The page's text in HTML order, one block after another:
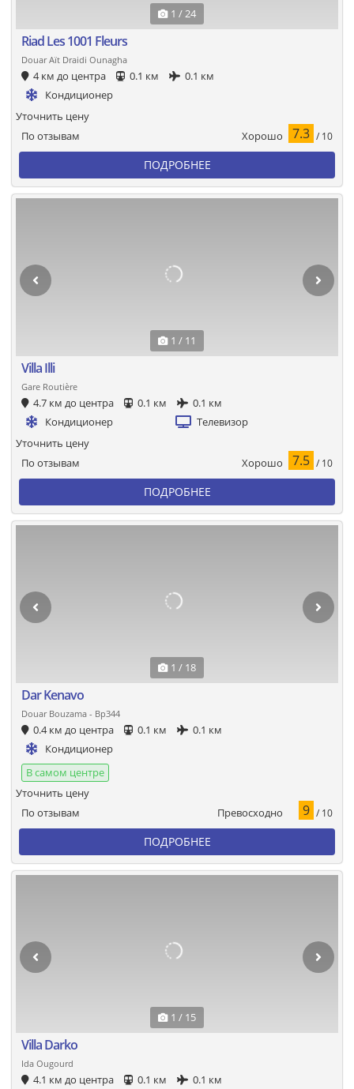
1 / 24
Riad Les 1001 Fleurs
Douar Aït Draidi Ounagha
4 км до центра 0.1 км
0.1 км
Кондиционер
По отзывам Хорошо 7.3 / 10
Уточнить цену
ПОДРОБНЕЕ
1 / 11
Villa Illi
Gare Routière
4.7 км до центра 0.1 км
0.1 км
Кондиционер
Телевизор
По отзывам Хорошо 7.5 / 10
Уточнить цену
ПОДРОБНЕЕ
1 / 18
Dar Kenavo
Douar Bouzama - Bp344
0.4 км до центра 0.1 км
0.1 км
Кондиционер
В самом центре
По отзывам Превосходно 9 / 10
Уточнить цену
ПОДРОБНЕЕ
1 / 15
Villa Darko
Ida Ougourd
4.1 км до центра 0.1 км
0.1 км